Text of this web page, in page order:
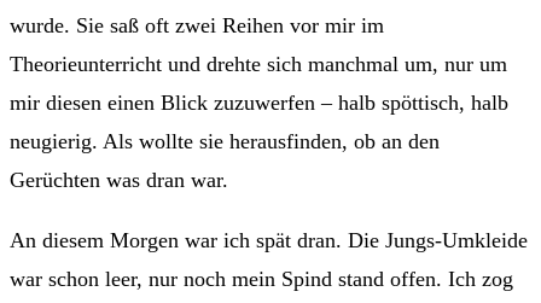
wurde. Sie saß oft zwei Reihen vor mir im
Theorieunterricht und drehte sich manchmal um, nur um
mir diesen einen Blick zuzuwerfen – halb spöttisch, halb
neugierig. Als wollte sie herausfinden, ob an den
Gerüchten was dran war.
An diesem Morgen war ich spät dran. Die Jungs-Umkleide
war schon leer, nur noch mein Spind stand offen. Ich zog